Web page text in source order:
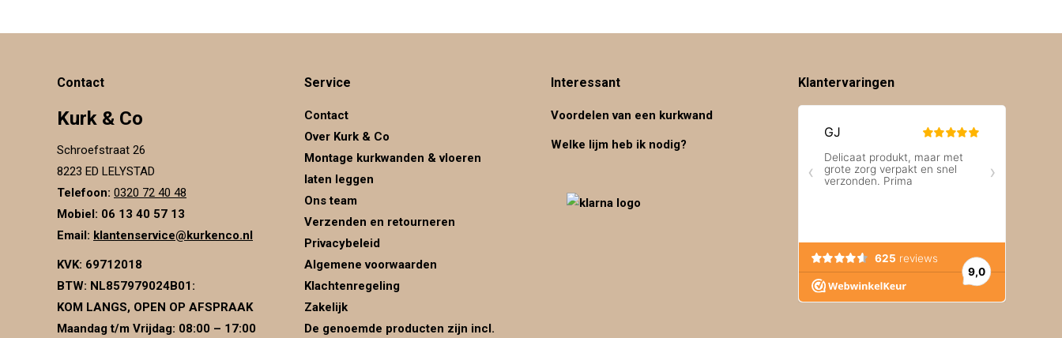
Contact
Kurk & Co
Schroefstraat 26
8223 ED LELYSTAD
Telefoon: 0320 72 40 48
Mobiel: 06 13 40 57 13
Email: klantenservice@kurkenco.nl
KVK: 69712018
BTW: NL857979024B01 :
KOM LANGS, OPEN OP AFSPRAAK
Maandag t/m Vrijdag: 08:00 – 17:00
Service
Contact
Over Kurk & Co
Montage kurkwanden & vloeren
laten leggen
Ons team
Verzenden en retourneren
Privacybeleid
Algemene voorwaarden
Klachtenregeling
Zakelijk
De genoemde producten zijn incl.
Interessant
Voordelen van een kurkwand
Welke lijm heb ik nodig?
Klantervaringen